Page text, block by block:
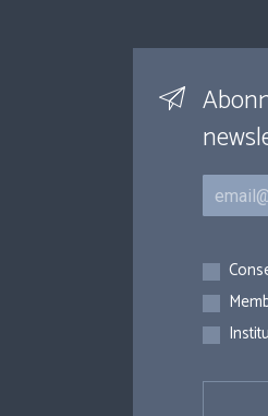
Courriel